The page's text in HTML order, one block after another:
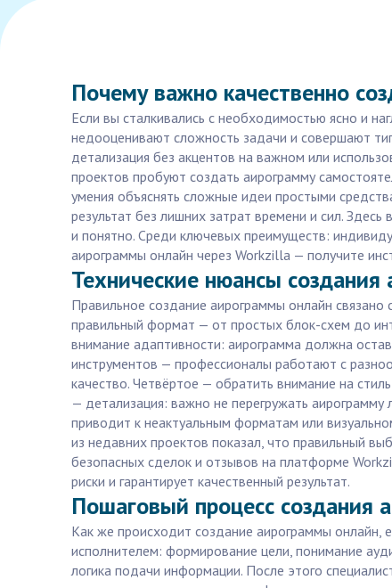
Почему важно качественно
Если вы сталкивались с необходимостью ясно и
недооценивают сложность задачи и совершают
детализация без акцентов на важном или
проектов пробуют создать аирограмму
умения объяснять сложные идеи простыми
результат без лишних затрат времени и сил.
и понятно. Среди ключевых преимуществ:
аирограммы онлайн через Workzilla — получите
Технические нюансы
Правильное создание аирограммы онлайн связано
правильный формат — от простых блок-схем до
внимание адаптивности: аирограмма должна
инструментов — профессионалы работают с
качество. Четвёртое — обратить внимание на
— детализация: важно не перегружать аирограмму
приводит к неактуальным форматам или
из недавних проектов показал, что правильный
безопасных сделок и отзывов на платформе
риски и гарантирует качественный результат.
Пошаговый процесс создания
Как же происходит создание аирограммы онлайн,
исполнителем: формирование цели, понимание
логика подачи информации. После этого